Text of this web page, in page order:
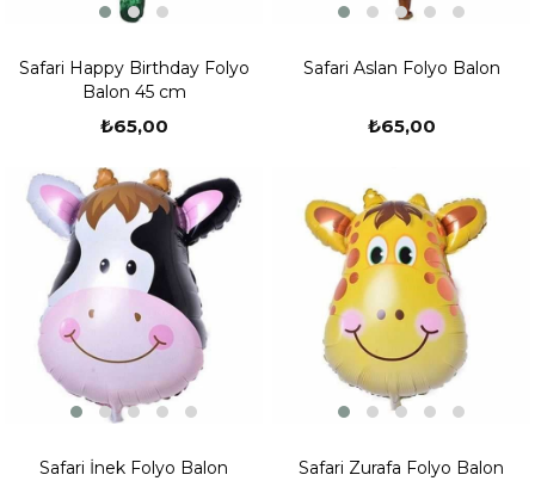
Safari Happy Birthday Folyo
Balon 45 cm
₺65,00
Safari Aslan Folyo Balon
₺65,00
Safari İnek Folyo Balon Safari Zurafa Folyo Balon